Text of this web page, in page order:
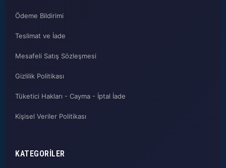
Ödeme Bildirimi
Teslimat ve İade
Mesafeli Satış Sözleşmesi
Gizlilik Politikası
Tüketici Hakları - Cayma - İptal İade
Kişisel Veriler Politikası
KATEGORILER